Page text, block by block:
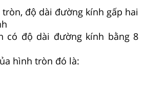
độ dài đường kính gấp hai
có độ dài đường kính bằng 8
hình tròn đó là: